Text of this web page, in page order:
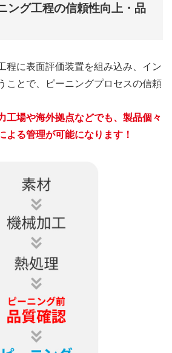
ング工程の信頼性向上・品
程に表面評価装置を組み込み、イン
ことで、ピーニングプロセスの信頼
工場や海外拠点などでも、製品個々
よる管理が可能になります！